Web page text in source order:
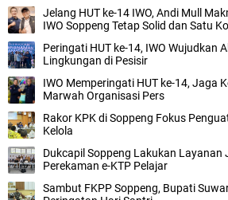
Jelang HUT ke-14 IWO, Andi Mull
IWO Soppeng Tetap Solid dan Satu
Peringati HUT ke-14, IWO Wujudkan
Lingkungan di Pesisir
IWO Memperingati HUT ke-14, Jaga
Marwah Organisasi Pers
Rakor KPK di Soppeng Fokus
Kelola
Dukcapil Soppeng Lakukan Layanan
Perekaman e-KTP Pelajar
Sambut FKPP Soppeng, Bupati